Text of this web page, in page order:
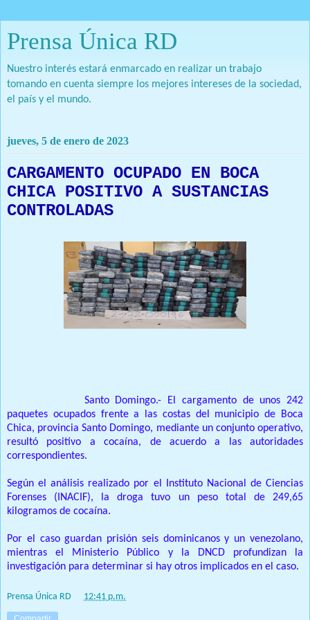
Prensa Única RD
Nuestro interés estará enmarcado en realizar un trabajo
tomando en cuenta siempre los mejores intereses de la sociedad,
el país y el mundo.
jueves, 5 de enero de 2023
CARGAMENTO OCUPADO EN BOCA
CHICA POSITIVO A SUSTANCIAS
CONTROLADAS
Santo Domingo.- El cargamento de unos 242
paquetes ocupados frente a las costas del municipio de Boca
Chica, provincia Santo Domingo, mediante un conjunto operativo,
resultó positivo a cocaína, de acuerdo a las autoridades
correspondientes.
Según el análisis realizado por el Instituto Nacional de Ciencias
Forenses (INACIF), la droga tuvo un peso total de 249,65
kilogramos de cocaína.
Por el caso guardan prisión seis dominicanos y un venezolano,
mientras el Ministerio Público y la DNCD profundizan la
investigación para determinar si hay otros implicados en el caso.
Prensa Única RD 12:41 p.m.